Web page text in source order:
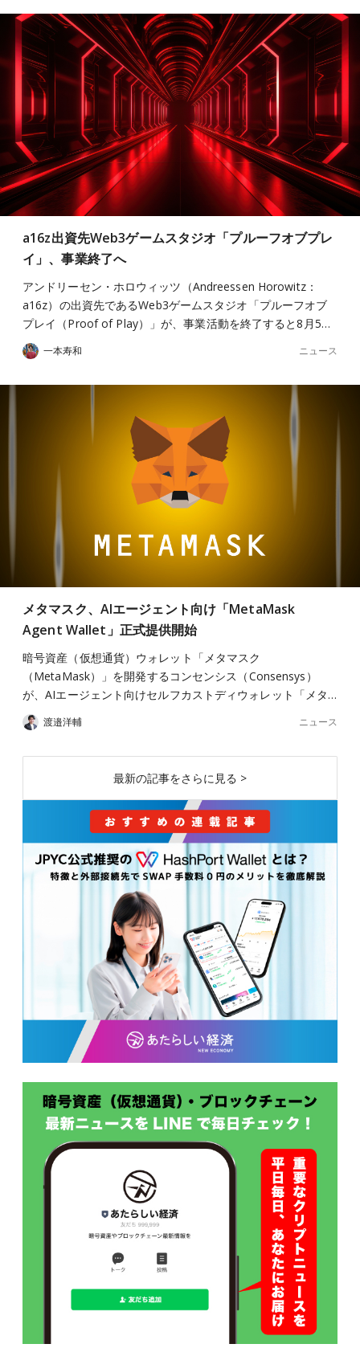
a16z出資先Web3ゲームスタジオ「プルーフオブプレ
イ」、事業終了へ
アンドリーセン・ホロウィッツ（Andreessen Horowitz：
a16z）の出資先であるWeb3ゲームスタジオ「プルーフオブ
プレイ（Proof of Play）」が、事業活動を終了すると8月5…
一本寿和 ニュース
メタマスク、AIエージェント向け「MetaMask
Agent Wallet」正式提供開始
暗号資産（仮想通貨）ウォレット「メタマスク
（MetaMask）」を開発するコンセンシス（Consensys）
が、AIエージェント向けセルフカストディウォレット「メタ…
渡邉洋輔 ニュース
最新の記事をさらに見る >